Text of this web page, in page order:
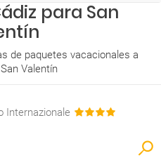
para San
de paquetes vacacionales a
Valentín
Internazionale